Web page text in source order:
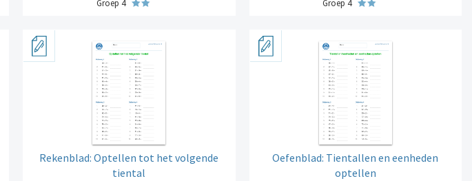
Groep 4 Groep 4
Rekenblad: Optellen tot het volgende
tiental
Oefenblad: Tientallen en eenheden
optellen